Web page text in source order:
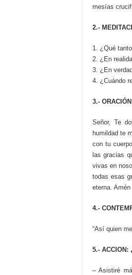
mesías
2.-
1. ¿Qué
2. ¿En
3. ¿En
4. ¿Cuándo
3.-
Señor, Te
humildad te
con tu
las gracias
vivas en
todas esas
eterna. Amén
4.-
“Así quien
5.-
– Asistiré